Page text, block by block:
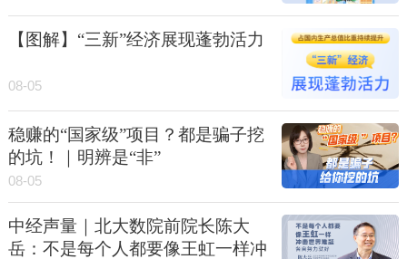
【图解】“三新”经济展现蓬勃活力
08-05
稳赚的“国家级”项目？都是骗子挖
的坑！｜明辨是“非”
08-05
中经声量｜北大数院前院长陈大
岳：不是每个人都要像王虹一样冲